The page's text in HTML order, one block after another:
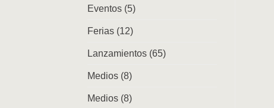
Eventos (5)
Ferias (12)
Lanzamientos (65)
Medios (8)
Medios (8)